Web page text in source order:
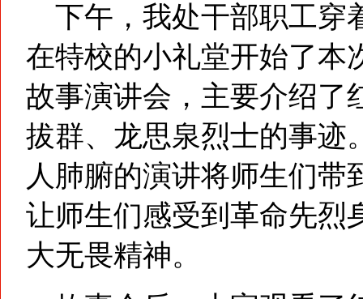
下午，我处干部职工穿
在特校的小礼堂开始了本
故事演讲会，主要介绍了
拔群、龙思泉烈士的事迹
人肺腑的演讲将师生们带
让师生们感受到革命先烈
大无畏精神。